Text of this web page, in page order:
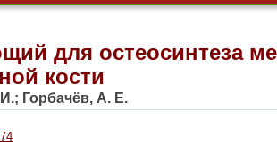
для остеосинтеза
кости
; Горбачёв, А. Е.